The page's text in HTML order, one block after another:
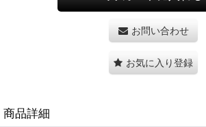
お問い合わせ
お気に入り登録
商品詳細